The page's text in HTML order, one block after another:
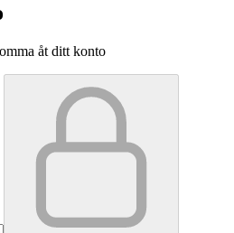
åt ditt konto